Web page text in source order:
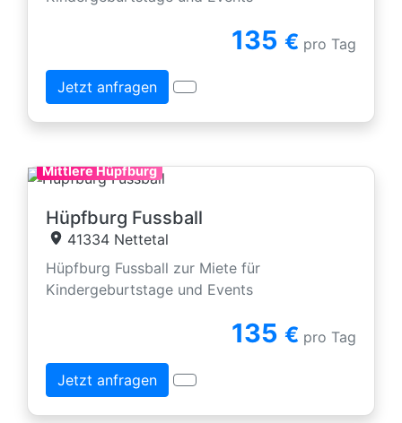
135 € pro Tag
Jetzt anfragen
Mittlere Hüpfburg
Hüpfburg Fussball
41334 Nettetal
Hüpfburg Fussball zur Miete für
Kindergeburtstage und Events
135 € pro Tag
Jetzt anfragen